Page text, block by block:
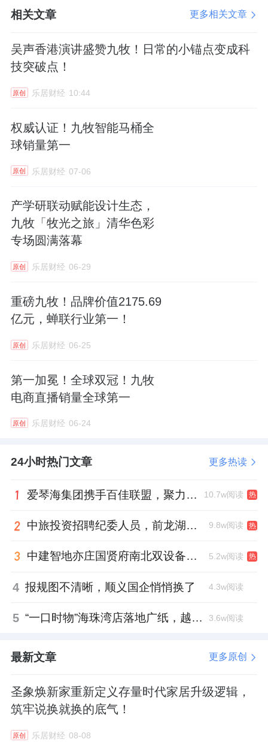
化变革绘制出可触摸的路径图谱。
首家全面接入DeepSeek - R1大模型的企业，
实现了营销、研发、制造等全价值链的智能化
升级。接入大模型后，其研发周期大幅缩短
与产业协同的深层转型，为品牌的持续发展注
赢得了市场竞争优势，提升了品牌价值，更对
整个卫浴行业的智能化转型起到了示范与引领
作用。
眼下，卫浴行业的竞争范式正发生结构性转
换。消费者从功能需求向场景体验的跃迁、存
量市场竞争的加剧、技术赋能带来的体验重
场景消费推向行业发展的核心赛道。
而场景化布局的深度，正成为品牌价值升维的
活场景的价值载体，企业对场景需求的解构能
了品牌在用户心智中的占位高度。
面对市场需求的变革，九牧率先开启从“卖产
品”到“造场景”的战略转型。如九牧全球首发的
是其在品牌创新领域的又一重大突破。传统卫
浴品牌往往侧重于单一产品的研发与销售，而
卫浴空间中的整体体验，围绕新如厕、新淋
品与技术，为用户营造出一站式、个性化的智
慧卫浴解决方案。
相关文章 更多相关文章
吴声香港演讲盛赞九牧！日常的小锚点变成科
技突破点！
原创 乐居财经 10:44
权威认证！九牧智能马桶全
球销量第一
原创 乐居财经 07-06
产学研联动赋能设计生态，
九牧「牧光之旅」清华色彩
专场圆满落幕
原创 乐居财经 06-29
重磅九牧！品牌价值2175.69
亿元，蝉联行业第一！
原创 乐居财经 06-25
第一加冕！全球双冠！九牧
电商直播销量全球第一
原创 乐居财经 06-24
24小时热门文章 更多热读
爱琴海集团携手百佳联盟，聚力共拓存量商业新赛道 10.7w阅读 热
中旅投资招聘纪委人员，前龙湖副总裁胡若翔掌舵 9.8w阅读 热
中建智地亦庄国贤府南北双设备平台，得房率创区域新高 5.2w阅读 热
4 报规图不清晰，顺义国企悄悄换了 4.3w阅读
5 “一口时物”海珠湾店落地广纸，越秀地产以“新鲜现制”商业新场景打造社区高品质生活 3.6w阅读
最新文章 更多原创
圣象焕新家重新定义存量时代家居升级逻辑，
筑牢说换就换的底气！
原创 乐居财经 08-08